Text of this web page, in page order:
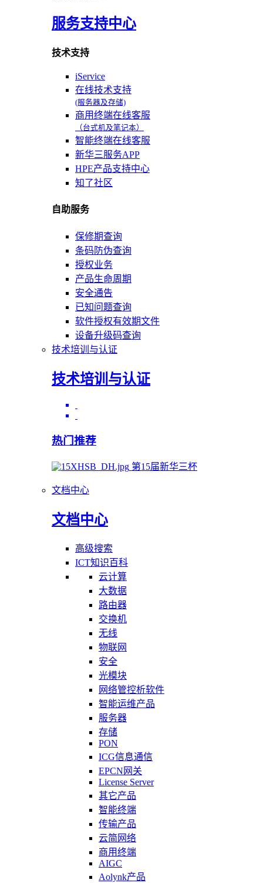
服务支持中心
技术支持
iService
在线技术支持
(服务器及存储)
商用终端在线客服
（台式机及笔记本）
智能终端在线客服
新华三服务APP
HPE产品支持中心
知了社区
自助服务
保修期查询
条码防伪查询
授权业务
产品生命周期
安全通告
已知问题查询
软件授权有效期文件
设备升级码查询
技术培训与认证
技术培训与认证
热门推荐
第15届新华三杯
文档中心
文档中心
高级搜索
ICT知识百科
云计算
大数据
路由器
交换机
无线
物联网
安全
光模块
网络管控析软件
智能运维产品
服务器
存储
PON
ICG信息通信
EPCN网关
License Server
其它产品
智能终端
传输产品
云简网络
商用终端
AIGC
Aolynk产品